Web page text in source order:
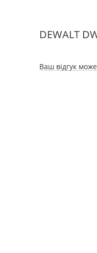
DEWALT
Ваш відгук